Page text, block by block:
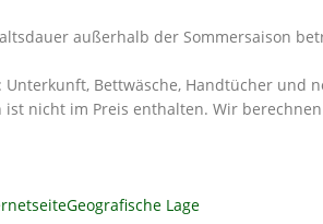
außerhalb der Sommersaison
Unterkunft, Bettwäsche, Handtücher und
ist nicht im Preis enthalten. Wir
Geografische Lage